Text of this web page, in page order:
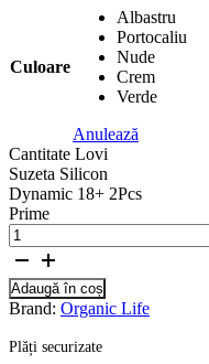
Culoare
Albastru
Portocaliu
Nude
Crem
Verde
Anulează
Cantitate Lovi
Suzeta Silicon
Dynamic 18+ 2Pcs
Prime
Adaugă în coș
Brand: Organic Life
Plăți securizate